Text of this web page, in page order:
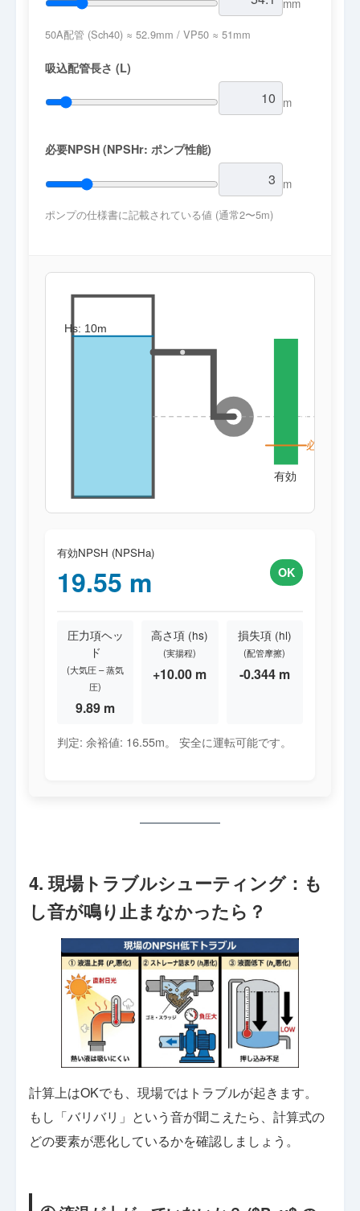
50A配管 (Sch40) ≈ 52.9mm / VP50 ≈ 51mm
吸込配管長さ (L)
m
必要NPSH (NPSHr: ポンプ性能)
m
ポンプの仕様書に記載されている値 (通常2〜5m)
有効NPSH (NPSHa)
19.55 m OK
圧力項ヘッ
ド
(大気圧 – 蒸気
圧)
9.89 m
高さ項 (hs)
(実揚程)
+10.00 m
損失項 (hl)
(配管摩擦)
-0.344 m
判定: 余裕値: 16.55m。 安全に運転可能です。
4. 現場トラブルシューティング：も
し音が鳴り止まなかったら？
計算上はOKでも、現場ではトラブルが起きます。
もし「バリバリ」という音が聞こえたら、計算式の
どの要素が悪化しているかを確認しましょう。